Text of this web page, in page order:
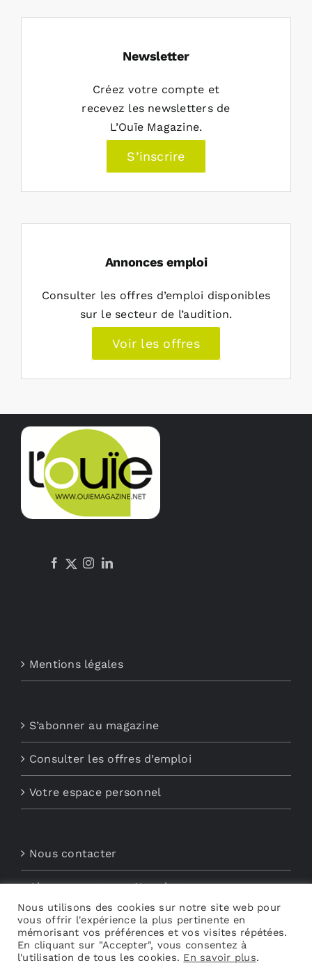
Newsletter
Créez votre compte et
recevez les newsletters de
L’Ouïe Magazine.
S’inscrire
Annonces emploi
Consulter les offres d’emploi disponibles
sur le secteur de l’audition.
Voir les offres
Mentions légales
S’abonner au magazine
Consulter les offres d’emploi
Votre espace personnel
Nous contacter
Abonnements aux Newsletters
Découvrez My Audio
Nous utilisons des cookies sur notre site web pour
vous offrir l'expérience la plus pertinente en
mémorisant vos préférences et vos visites répétées.
En cliquant sur "Accepter", vous consentez à
l'utilisation de tous les cookies. En savoir plus.